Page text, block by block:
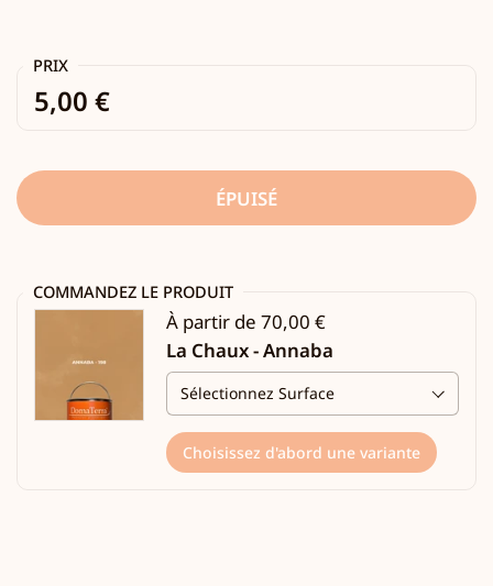
PRIX
5,00 €
ÉPUISÉ
COMMANDEZ LE PRODUIT
À partir de 70,00 €
La Chaux - Annaba
Choisissez d'abord une variante